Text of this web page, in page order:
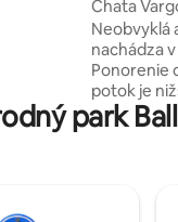
Chata
prírody
Neobvyklá
nachádza
Ponorenie
potok je nižšie. Početné
vodopády
od chaty.
park